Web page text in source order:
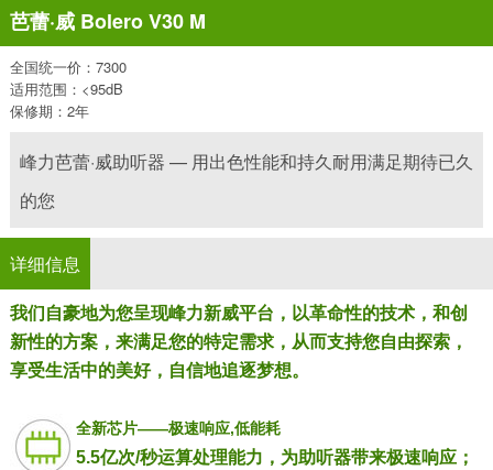
芭蕾·威 Bolero V30 M
全国统一价：7300
适用范围：<95dB
保修期：2年
峰力芭蕾·威助听器 — 用出色性能和持久耐用满足期待已久
的您
详细信息
我们自豪地为您呈现峰力新威平台，以革命性的技术，和创
新性的方案，来满足您的特定需求，从而支持您自由探索，
享受生活中的美好，自信地追逐梦想。
全新芯片——极速响应,低能耗
5.5亿次/秒运算处理能力，为助听器带来极速响应；